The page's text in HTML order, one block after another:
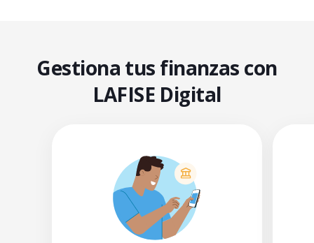
Gestiona tus finanzas con
LAFISE Digital